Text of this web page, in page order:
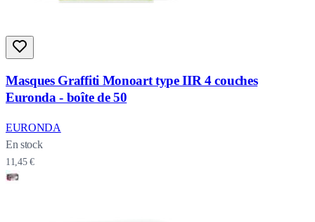
Masques Graffiti Monoart type IIR 4 couches
Euronda - boîte de 50
EURONDA
En stock
11,45 €